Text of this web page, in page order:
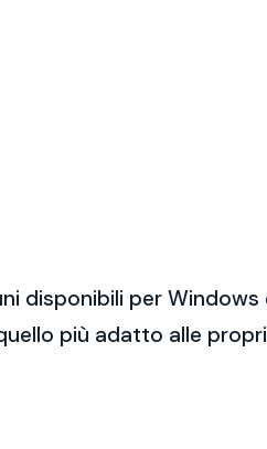
disponibili per Windows
più adatto alle